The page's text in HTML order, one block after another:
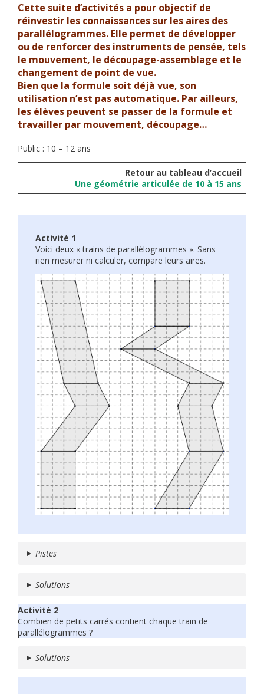
Cette suite d’activités a pour objectif de
réinvestir les connaissances sur les aires des
parallélogrammes. Elle permet de développer
ou de renforcer des instruments de pensée, tels
le mouvement, le découpage-assemblage et le
changement de point de vue.
Bien que la formule soit déjà vue, son
utilisation n’est pas automatique. Par ailleurs,
les élèves peuvent se passer de la formule et
travailler par mouvement, découpage…
Public : 10 – 12 ans
Retour au tableau d’accueil
Une géométrie articulée de 10 à 15 ans
Activité 1
Voici deux « trains de parallélogrammes ». Sans
rien mesurer ni calculer, compare leurs aires.
Pistes
Solutions
Activité 2
Combien de petits carrés contient chaque train de
parallélogrammes ?
Solutions